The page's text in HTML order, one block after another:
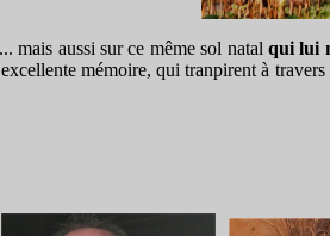
mais aussi sur ce même sol natalqui lui
mémoire, qui tranpirent à travers